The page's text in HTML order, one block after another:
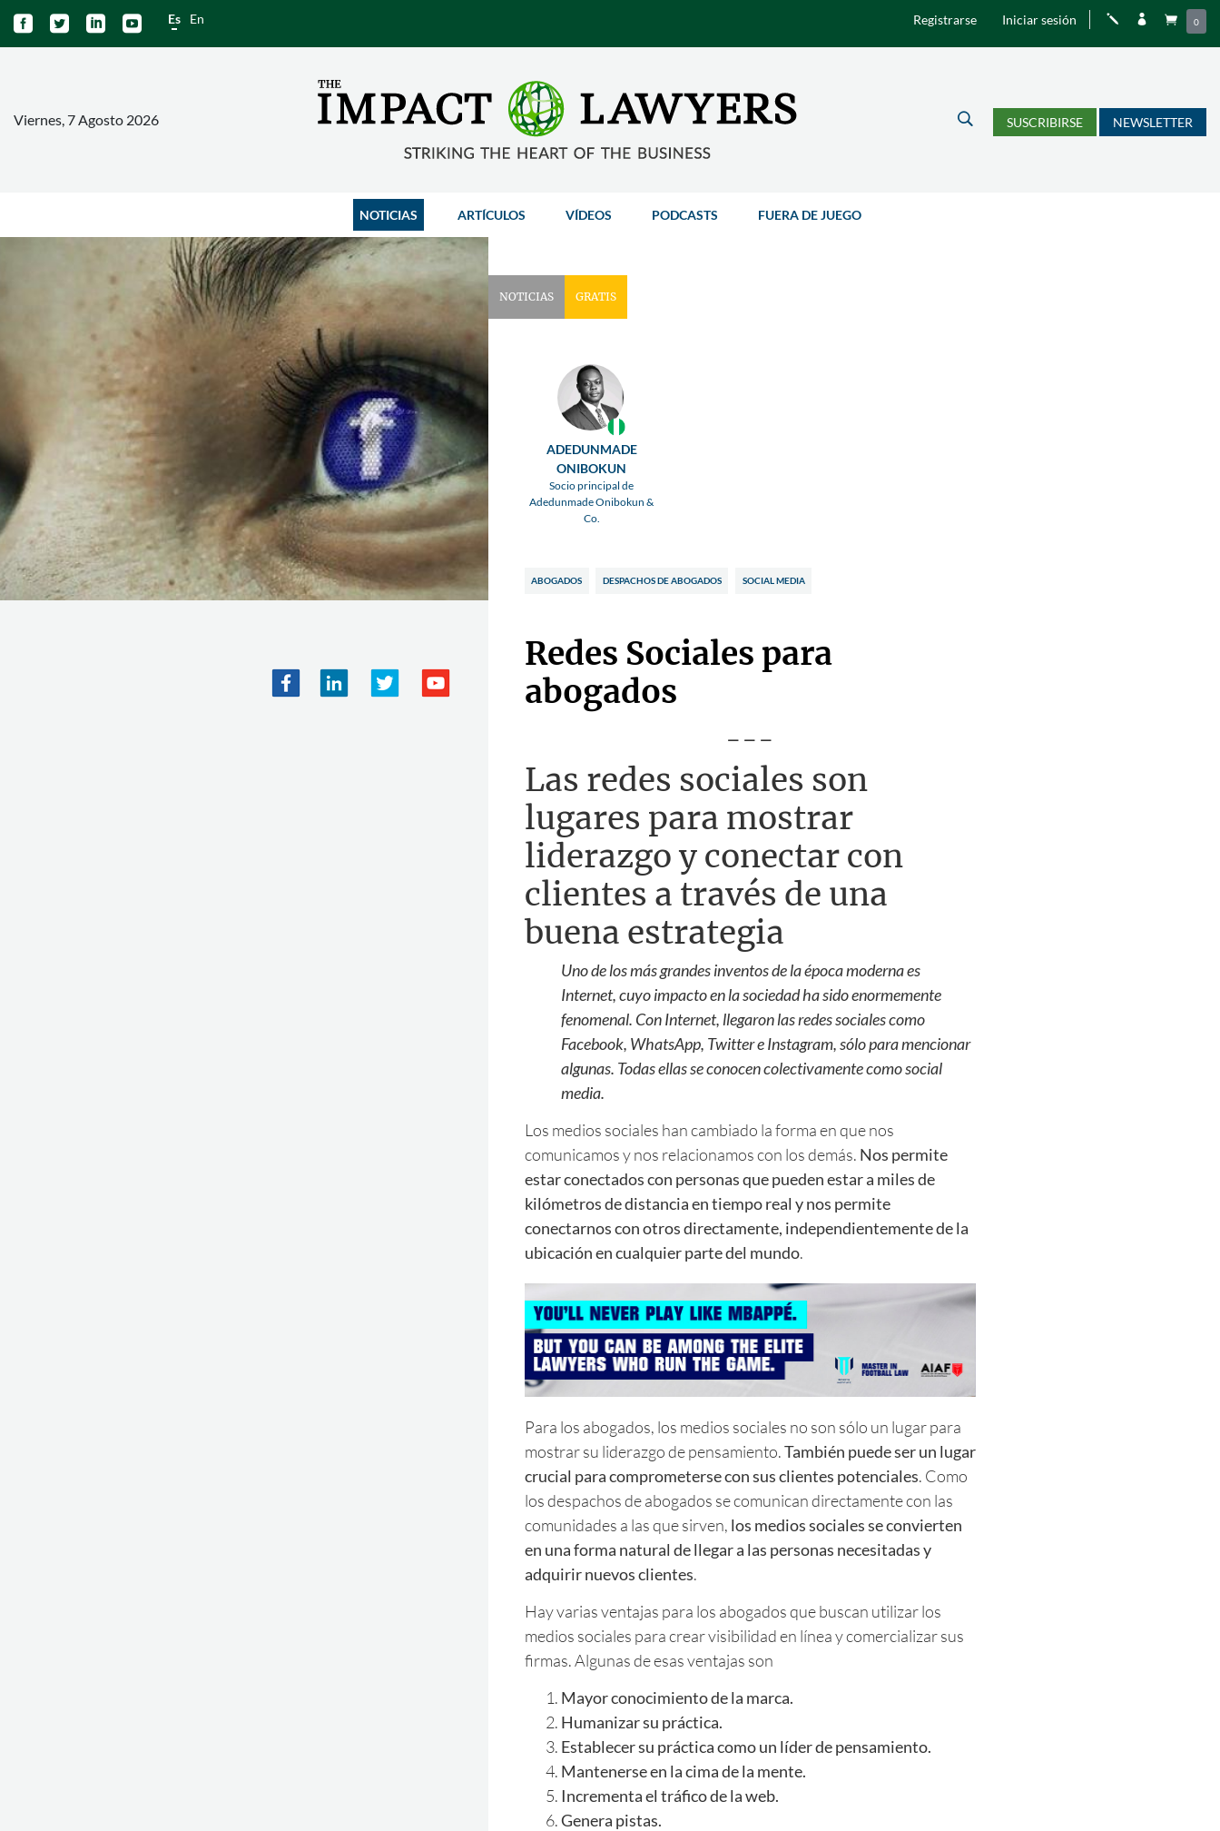
    Es En Registrarse Iniciar sesión j   0
Viernes, 7 Agosto 2026 U SUSCRIBIRSE NEWSLETTER
NOTICIAS ARTÍCULOS VÍDEOS PODCASTS FUERA DE JUEGO
NOTICIAS GRATIS
ADEDUNMADE
ONIBOKUN
Socio principal de
Adedunmade Onibokun &
Co.
ABOGADOS DESPACHOS DE ABOGADOS SOCIAL MEDIA
Redes Sociales para
abogados
---
Las redes sociales son
lugares para mostrar
liderazgo y conectar con
clientes a través de una
buena estrategia
Uno de los más grandes inventos de la época moderna es
Internet, cuyo impacto en la sociedad ha sido enormemente
fenomenal. Con Internet, llegaron las redes sociales como
Facebook, WhatsApp, Twitter e Instagram, sólo para mencionar
algunas. Todas ellas se conocen colectivamente como social
media.
Los medios sociales han cambiado la forma en que nos
comunicamos y nos relacionamos con los demás. Nos permite
estar conectados con personas que pueden estar a miles de
kilómetros de distancia en tiempo real y nos permite
conectarnos con otros directamente, independientemente de la
ubicación en cualquier parte del mundo.
Para los abogados, los medios sociales no son sólo un lugar para
mostrar su liderazgo de pensamiento.También puede ser un lugar
crucial para comprometerse con sus clientes potenciales. Como
los despachos de abogados se comunican directamente con las
comunidades a las que sirven, los medios sociales se convierten
en una forma natural de llegar a las personas necesitadas y
adquirir nuevos clientes.
Hay varias ventajas para los abogados que buscan utilizar los
medios sociales para crear visibilidad en línea y comercializar sus
firmas. Algunas de esas ventajas son
Mayor conocimiento de la marca.
Humanizar su práctica.
Establecer su práctica como un líder de pensamiento.
Mantenerse en la cima de la mente.
Incrementa el tráfico de la web.
Genera pistas.